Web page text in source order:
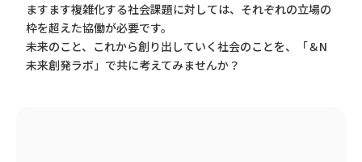
ますます複雑化する社会課題に対しては、それぞれの立場の
枠を超えた協働が必要です。
未来のこと、これから創り出していく社会のことを、「＆N
未来創発ラボ」で共に考えてみませんか？